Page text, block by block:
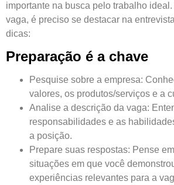
importante na busca pelo trabalho
vaga, é preciso se destacar na
dicas:
Preparação é a chave
Pesquise sobre a empresa:
valores, os produtos/serviços e a
Analise a descrição da vaga:
responsabilidades e as
a posição.
Prepare suas respostas: Pense
situações em que você
experiências relevantes para a